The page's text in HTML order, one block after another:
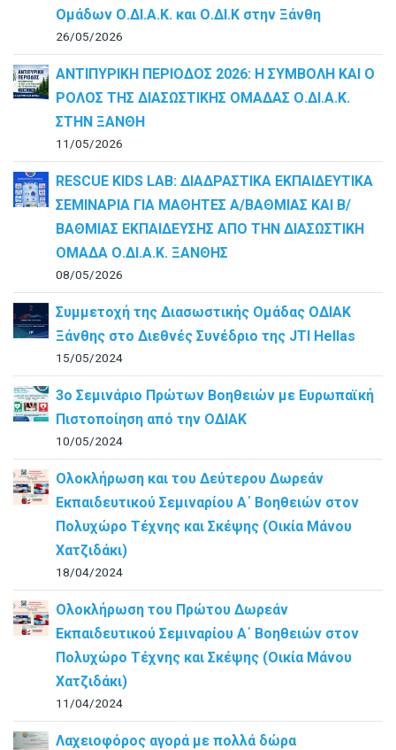
Ομάδων Ο.ΔΙ.Α.Κ. και Ο.ΔΙ.Κ στην Ξάνθη
26/05/2026
ΑΝΤΙΠΥΡΙΚΗ ΠΕΡΙΟΔΟΣ 2026: Η ΣΥΜΒΟΛΗ ΚΑΙ Ο
ΡΟΛΟΣ ΤΗΣ ΔΙΑΣΩΣΤΙΚΗΣ ΟΜΑΔΑΣ Ο.ΔΙ.Α.Κ.
ΣΤΗΝ ΞΑΝΘΗ
11/05/2026
RESCUE KIDS LAB: ΔΙAΔΡΑΣΤΙΚΑ ΕΚΠΑΙΔΕΥΤΙΚΑ
ΣΕΜΙΝΑΡΙΑ ΓΙΑ ΜΑΘΗΤΕΣ Α/ΒΑΘΜΙΑΣ ΚΑΙ Β/
ΒΑΘΜΙΑΣ ΕΚΠΑΙΔΕΥΣΗΣ ΑΠΟ ΤΗΝ ΔΙΑΣΩΣΤΙΚΗ
ΟΜΑΔΑ Ο.ΔΙ.Α.Κ. ΞΑΝΘΗΣ
08/05/2026
Συμμετοχή της Διασωστικής Ομάδας ΟΔΙΑΚ
Ξάνθης στο Διεθνές Συνέδριο της JTI Hellas
15/05/2024
3ο Σεμινάριο Πρώτων Βοηθειών με Ευρωπαϊκή
Πιστοποίηση από την ΟΔΙΑΚ
10/05/2024
Ολοκλήρωση και του Δεύτερου Δωρεάν
Εκπαιδευτικού Σεμιναρίου Α΄ Βοηθειών στον
Πολυχώρο Τέχνης και Σκέψης (Οικία Μάνου
Χατζιδάκι)
18/04/2024
Ολοκλήρωση του Πρώτου Δωρεάν
Εκπαιδευτικού Σεμιναρίου Α΄ Βοηθειών στον
Πολυχώρο Τέχνης και Σκέψης (Οικία Μάνου
Χατζιδάκι)
11/04/2024
Λαχειοφόρος αγορά με πολλά δώρα